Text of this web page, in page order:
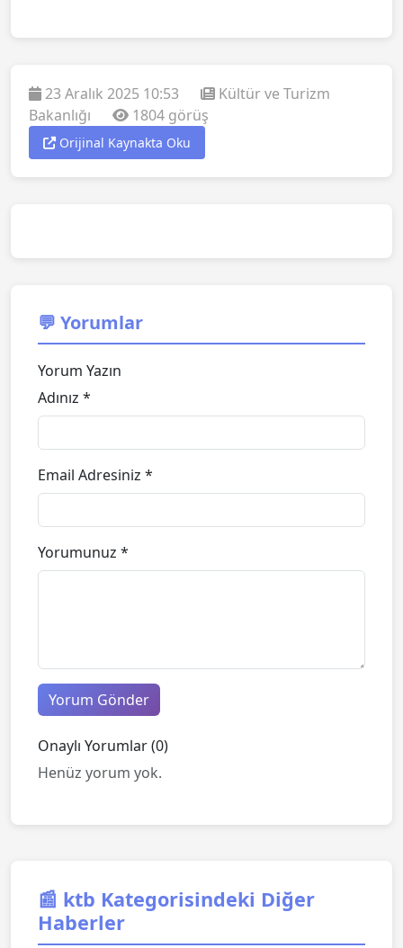
23 Aralık 2025 10:53
Kültür ve Turizm
Bakanlığı
1804 görüş
Orijinal Kaynakta Oku
💬 Yorumlar
Yorum Yazın
Adınız *
Email Adresiniz *
Yorumunuz *
Yorum Gönder
Onaylı Yorumlar (0)
Henüz yorum yok.
📰 ktb Kategorisindeki Diğer
Haberler